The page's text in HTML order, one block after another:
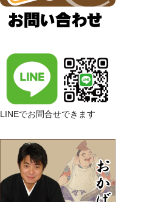
LINEでお問合せできます